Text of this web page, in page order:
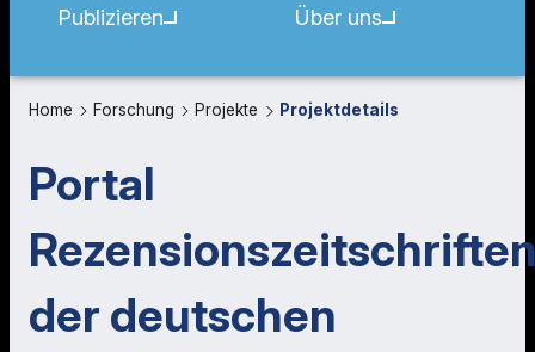
Publizieren Über uns
Home Forschung Projekte Projektdetails
Portal
der deutschen